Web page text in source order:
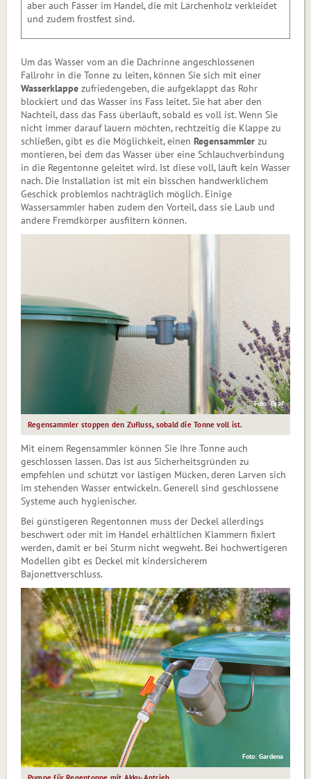
aber auch Fässer im Handel, die mit Lärchenholz verkleidet
und zudem frostfest sind.
Um das Wasser vom an die Dachrinne angeschlossenen
Fallrohr in die Tonne zu leiten, können Sie sich mit einer
Wasserklappe zufriedengeben, die aufgeklappt das Rohr
blockiert und das Wasser ins Fass leitet. Sie hat aber den
Nachteil, dass das Fass überläuft, sobald es voll ist. Wenn Sie
nicht immer darauf lauern möchten, rechtzeitig die Klappe zu
schließen, gibt es die Möglichkeit, einen Regensammler zu
montieren, bei dem das Wasser über eine Schlauchverbindung
in die Regentonne geleitet wird. Ist diese voll, läuft kein Wasser
nach. Die Installation ist mit ein bisschen handwerklichem
Geschick problemlos nachträglich möglich. Einige
Wassersammler haben zudem den Vorteil, dass sie Laub und
andere Fremdkörper ausfiltern können.
Foto: Graf
Regensammler stoppen den Zufluss, sobald die Tonne voll ist.
Mit einem Regensammler können Sie Ihre Tonne auch
geschlossen lassen. Das ist aus Sicherheitsgründen zu
empfehlen und schützt vor lästigen Mücken, deren Larven sich
im stehenden Wasser entwickeln. Generell sind geschlossene
Systeme auch hygienischer.
Bei günstigeren Regentonnen muss der Deckel allerdings
beschwert oder mit im Handel erhältlichen Klammern fixiert
werden, damit er bei Sturm nicht wegweht. Bei hochwertigeren
Modellen gibt es Deckel mit kindersicherem
Bajonettverschluss.
Foto: Gardena